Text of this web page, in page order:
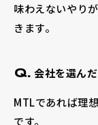
味わえないやり
きます。
Q. 会社を選ん
MTLであれば理
です。